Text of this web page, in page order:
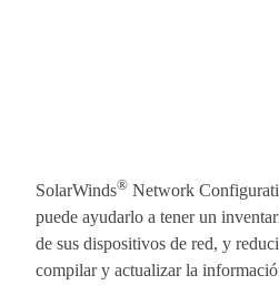
SolarWinds® Network
puede ayudarlo a tener un
de sus dispositivos de red, y
compilar y actualizar la